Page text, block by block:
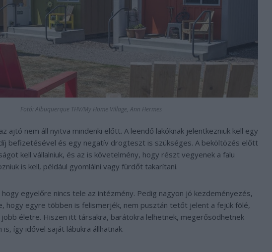
Fotó: Albuquerque THV/My Home Village, Ann Hermes
ajtó nem áll nyitva mindenki előtt. A leendő lakóknak jelentkezniük kell egy
befizetésével és egy negatív drogteszt is szükséges. A beköltözés előtt
kell vállalniuk, és az is követelmény, hogy részt vegyenek a falu
is kell, például gyomlálni vagy fürdőt takarítani.
hogy egyelőre nincs tele az intézmény. Pedig nagyon jó kezdeményezés,
hogy egyre többen is felismerjék, nem pusztán tetőt jelent a fejük fölé,
életre. Hiszen itt társakra, barátokra lelhetnek, megerősödhetnek
így idővel saját lábukra állhatnak.